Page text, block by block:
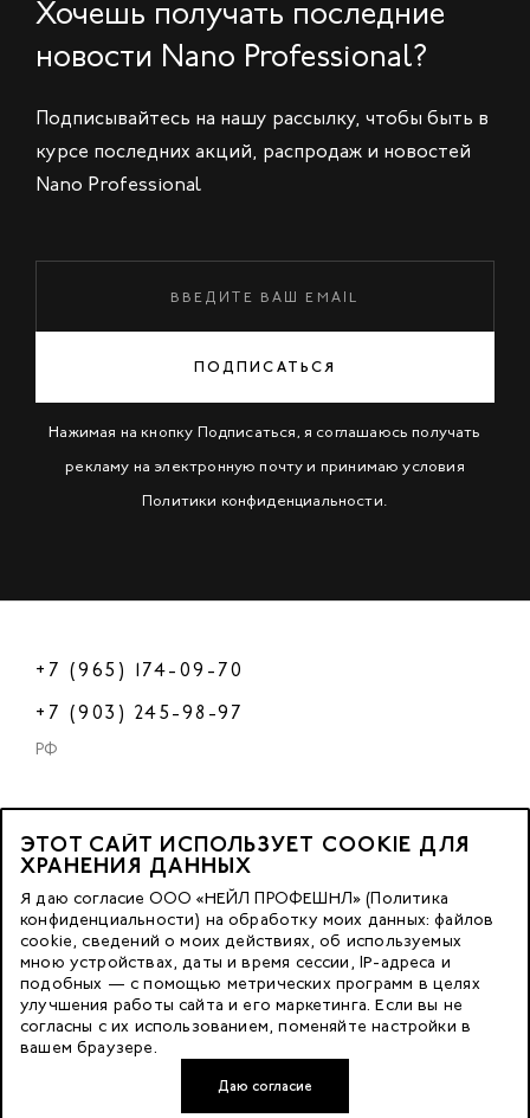
Хочешь получать последние
новости Nano Professional?
Подписывайтесь на нашу рассылку, чтобы быть в
курсе последних акций, распродаж и новостей
Nano Professional
ПОДПИСАТЬСЯ
Нажимая на кнопку Подписаться, я соглашаюсь получать
рекламу на электронную почту и принимаю условия
Политики конфиденциальности.
+7 (965) 174-09-70
+7 (903) 245-98-97
РФ
2023 © OOO «Нейл Профешнл».
Все права защищены.
Разработка сайта — FACE FAMILY
Москва, м. Калужская,
ул. Бутлерова д. 17
«БЦ Нео Гео»^
этаж. 3, офис 3079
ЭТОТ САЙТ ИСПОЛЬЗУЕТ COOKIE ДЛЯ
ХРАНЕНИЯ ДАННЫХ
Я даю согласие ООО «НЕЙЛ ПРОФЕШНЛ» (Политика
конфиденциальности) на обработку моих данных: файлов
cookie, сведений о моих действиях, об используемых
мною устройствах, даты и время сессии, IP-адреса и
подобных — с помощью метрических программ в целях
улучшения работы сайта и его маркетинга. Если вы не
согласны с их использованием, поменяйте настройки в
вашем браузере.
Даю согласие